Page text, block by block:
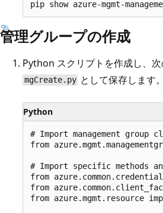
管理グループの作成
Python スクリプトを作成し、
mgCreate.py として保存します。
Python
# Import management group
from
# Import specific methods
from
from
from azure.mgmt.resource